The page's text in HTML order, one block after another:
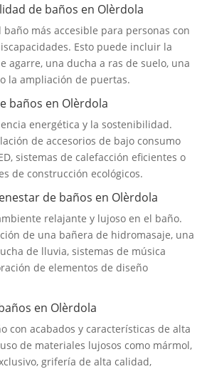
de baños en Olèrdola
más accesible para personas con
Esto puede incluir la
agarre, una ducha a ras de suelo, una
la ampliación de puertas.
baños en Olèrdola
energética y la sostenibilidad.
de accesorios de bajo consumo
sistemas de calefacción eficientes o
de construcción ecológicos.
de baños en Olèrdola
relajante y lujoso en el baño.
de una bañera de hidromasaje, una
de lluvia, sistemas de música
de elementos de diseño
en Olèrdola
con acabados y características de alta
de materiales lujosos como mármol,
grifería de alta calidad,